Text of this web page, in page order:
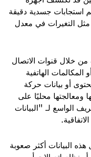
استجابات جسدية دقيقة
التغيرات في معدل
من خلال قنوات الاتصال
المكالمات الهاتفية
أو بيانات حركة
ومعالجتها محليًا على
الواسع لـ "البيانات
البيانات أكثر صعوبة